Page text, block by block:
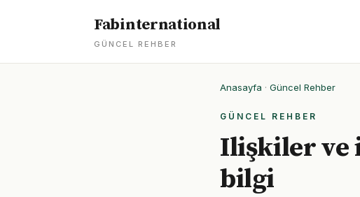
Fabinternational
GÜNCEL REHBER
Anasayfa · Güncel Rehber
GÜNCEL REHBER
Ilişkiler ve
bilgi